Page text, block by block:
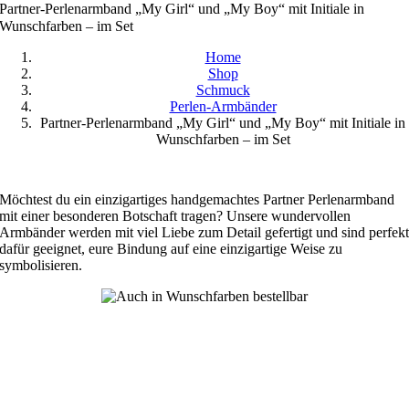
Partner-Perlenarmband „My Girl“ und „My Boy“ mit Initiale in
Wunschfarben – im Set
Home
Shop
Schmuck
Perlen-Armbänder
Partner-Perlenarmband „My Girl“ und „My Boy“ mit Initiale in
Wunschfarben – im Set
Möchtest du ein einzigartiges handgemachtes Partner Perlenarmband
mit einer besonderen Botschaft tragen? Unsere wundervollen
Armbänder werden mit viel Liebe zum Detail gefertigt und sind perfekt
dafür geeignet, eure Bindung auf eine einzigartige Weise zu
symbolisieren.